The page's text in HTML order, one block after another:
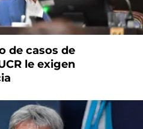
de casos de
le exigen